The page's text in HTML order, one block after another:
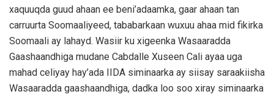
xaquuqda guud ahaan ee beni’adaamka, gaar ahaan tan
carruurta Soomaaliyeed, tababarkaan wuxuu ahaa mid fikirka
Soomaali ay lahayd. Wasiir ku xigeenka Wasaaradda
Gaashaandhiga mudane Cabdalle Xuseen Cali ayaa uga
mahad celiyay hay’ada IIDA siminaarka ay siisay saraakiisha
Wasaaradda gaashaandhiga, dadka loo soo xiray siminaarka